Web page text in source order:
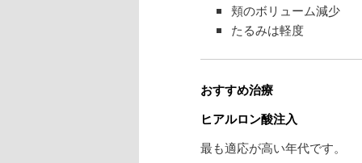
頬のボリューム減少
たるみは軽度
おすすめ治療
ヒアルロン酸注入
最も適応が高い年代です。